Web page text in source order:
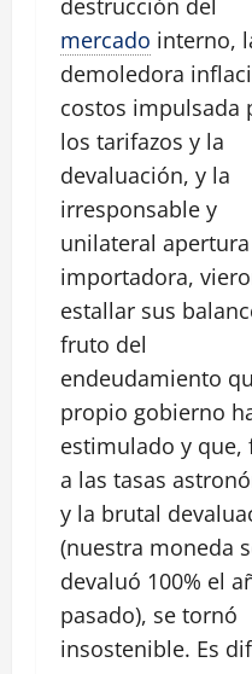
mercado interno,
demoledora
costos impulsada
los tarifazos y la
devaluación, y la
irresponsable y
unilateral apertura
importadora,
estallar sus
fruto del
endeudamiento
propio gobierno
estimulado y que,
a las tasas
y la brutal
(nuestra moneda
devaluó 100% el
pasado), se tornó
insostenible. Es